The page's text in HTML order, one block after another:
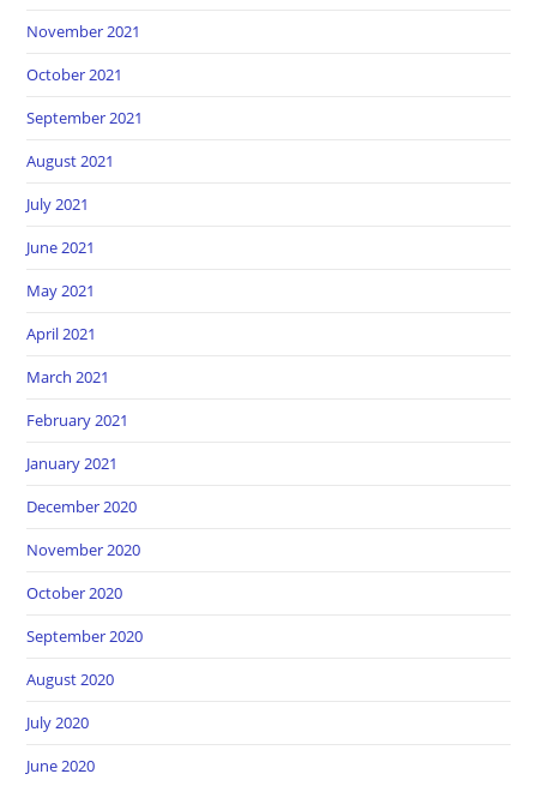
November 2021
October 2021
September 2021
August 2021
July 2021
June 2021
May 2021
April 2021
March 2021
February 2021
January 2021
December 2020
November 2020
October 2020
September 2020
August 2020
July 2020
June 2020